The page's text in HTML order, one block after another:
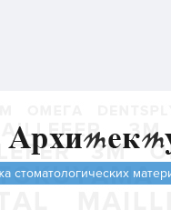
стоматологических